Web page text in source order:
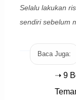
Selalu lakukan
sendiri sebelum
Baca Juga:
➝ 9